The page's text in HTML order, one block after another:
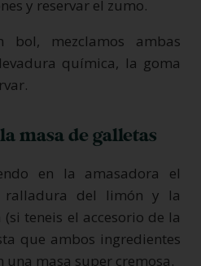
y reservar el zumo.
bol, mezclamos ambas
química, la goma
masa de galletas
en la amasadora el
ralladura del limón y la
teneis el accesorio de la
que ambos ingredientes
una masa super cremosa.